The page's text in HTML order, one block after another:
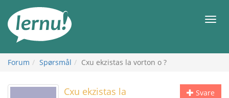
innholdet
Meny
Forum Spørsmål Cxu ekzistas la vorton o ?
Svare
Cxu ekzistas la